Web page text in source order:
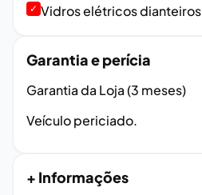
✓ Vidros elétricos dianteiros
Garantia e perícia
Garantia da Loja (3 meses)
Veículo periciado.
+ Informações